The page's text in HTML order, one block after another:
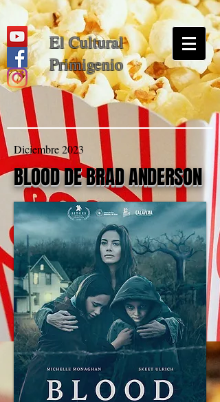
El Cultural
Primigenio
Diciembre 2023
BLOOD DE BRAD ANDERSON